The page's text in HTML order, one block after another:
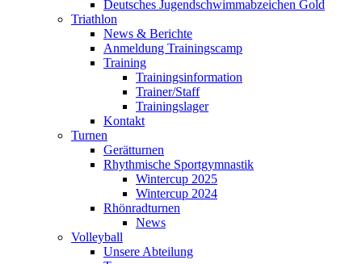
Deutsches Jugendschwimmabzeichen Gold
Triathlon
News & Berichte
Anmeldung Trainingscamp
Training
Trainingsinformation
Trainer/Staff
Trainingslager
Kontakt
Turnen
Gerätturnen
Rhythmische Sportgymnastik
Wintercup 2025
Wintercup 2024
Rhönradturnen
News
Volleyball
Unsere Abteilung